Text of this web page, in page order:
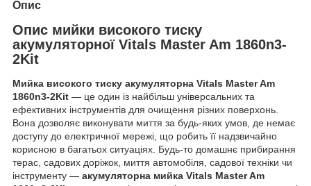
Опис
Опис мийки високого тиску
акумуляторної Vitals Master Am 1860n3-
2Kit
Мийка високого тиску акумуляторна Vitals Master Am
1860n3-2Kit — це один із найбільш універсальних та
ефективних інструментів для очищення різних поверхонь.
Вона дозволяє виконувати миття за будь-яких умов, де немає
доступу до електричної мережі, що робить її надзвичайно
корисною в багатьох ситуаціях. Будь-то домашнє прибирання
терас, садових доріжок, миття автомобіля, садової техніки чи
інструменту — акумуляторна мийка Vitals Master Am